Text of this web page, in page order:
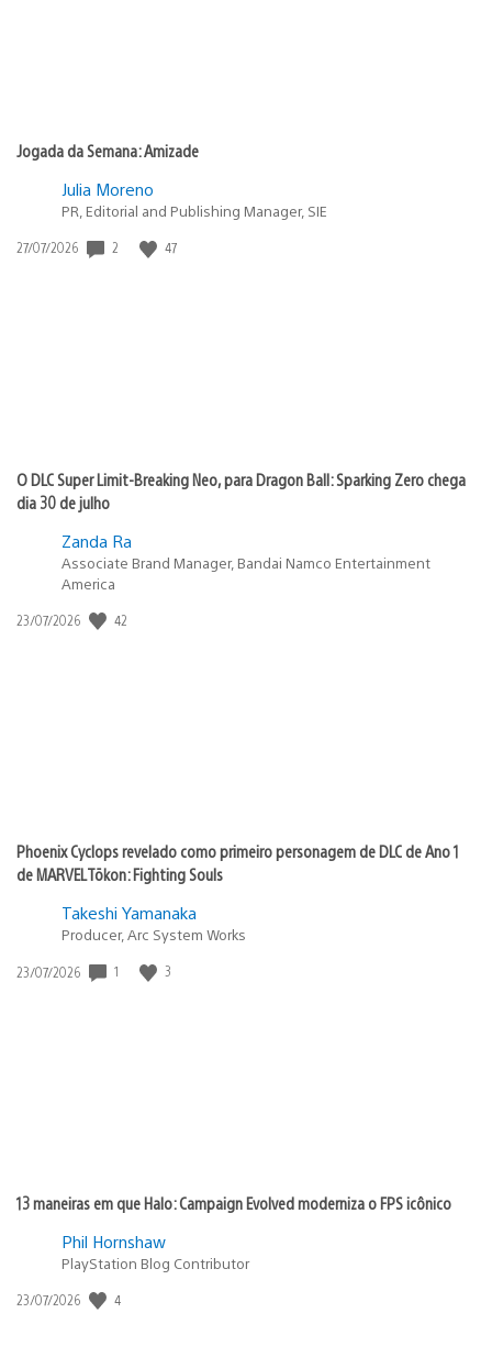
Jogada da Semana: Amizade
Julia Moreno
PR, Editorial and Publishing Manager, SIE
Data
27/07/2026 2 47
O DLC Super Limit-Breaking Neo, para Dragon Ball: Sparking Zero chega
dia 30 de julho
Zanda Ra
Associate Brand Manager, Bandai Namco Entertainment
America
Data
23/07/2026 42
Phoenix Cyclops revelado como primeiro personagem de DLC de Ano 1
de MARVEL Tōkon: Fighting Souls
Takeshi Yamanaka
Producer, Arc System Works
Data
23/07/2026 1 3
13 maneiras em que Halo: Campaign Evolved moderniza o FPS icônico
Phil Hornshaw
PlayStation Blog Contributor
Data
23/07/2026 4